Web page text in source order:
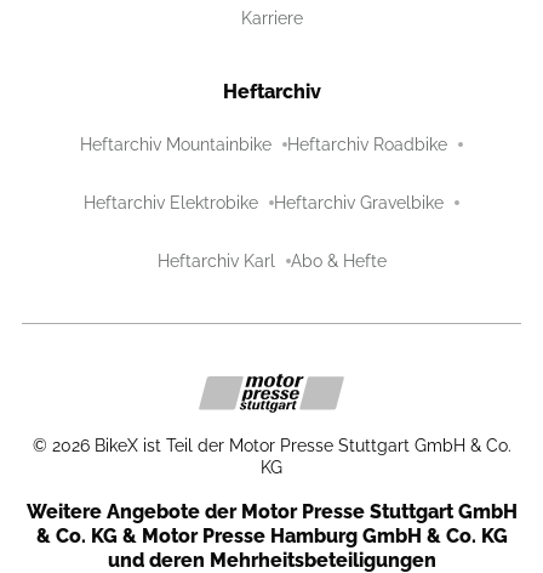
Karriere
Heftarchiv
Heftarchiv Mountainbike Heftarchiv Roadbike
Heftarchiv Elektrobike Heftarchiv Gravelbike
Heftarchiv Karl Abo & Hefte
© 2026 BikeX ist Teil der Motor Presse Stuttgart GmbH & Co.
KG
Weitere Angebote der Motor Presse Stuttgart GmbH
& Co. KG & Motor Presse Hamburg GmbH & Co. KG
und deren Mehrheitsbeteiligungen